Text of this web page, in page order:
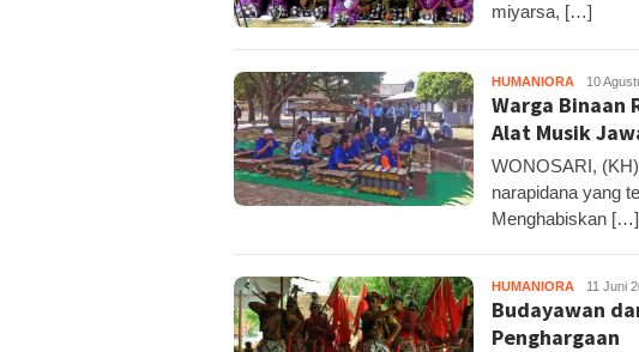
miyarsa, […]
HUMANIORA KH10
Warga Binaan
Alat Musik
WONOSARI,
narapidana yang
Menghabiskan […]
HUMANIORA KH111 Juni
Budayawan
Penghargaan